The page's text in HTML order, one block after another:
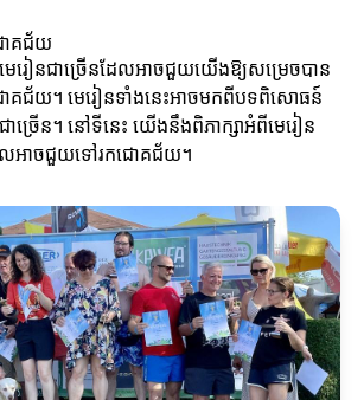
ោគជ័យ
េរៀនជាច្រើនដែលអាចជួយយើងឱ្យសម្រេចបាន
យ។ មេរៀនទាំងនេះអាចមកពីបទពិសោធន៍
ច្រើន។ នៅទីនេះ យើងនឹងពិភាក្សាអំពីមេរៀន
អាចជួយទៅរកជោគជ័យ។